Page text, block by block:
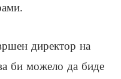
директор на
би можело да биде